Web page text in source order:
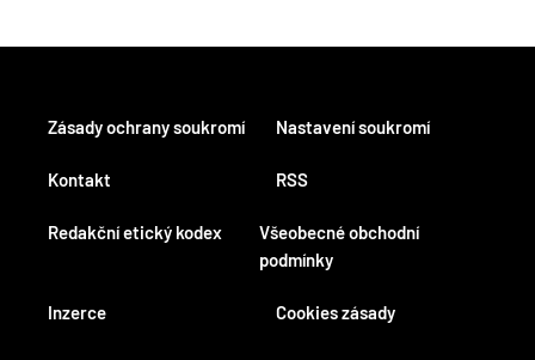
Kontakt
Redakční etický kodex
Inzerce
RSS
Všeobecné obchodní
podmínky
Cookies zásady
Zásady ochrany soukromí Nastavení soukromí